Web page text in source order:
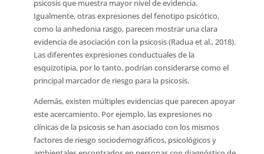
psicosis que muestra mayor nivel de evidencia.
Igualmente, otras expresiones del fenotipo psicótico,
como la anhedonia rasgo, parecen mostrar una clara
evidencia de asociación con la psicosis (Radua et al., 2018).
Las diferentes expresiones conductuales de la
esquizotipia, por lo tanto, podrían considerarse como el
principal marcador de riesgo para la psicosis.
Además, existen múltiples evidencias que parecen apoyar
este acercamiento. Por ejemplo, las expresiones no
clínicas de la psicosis se han asociado con los mismos
factores de riesgo sociodemográficos, psicológicos y